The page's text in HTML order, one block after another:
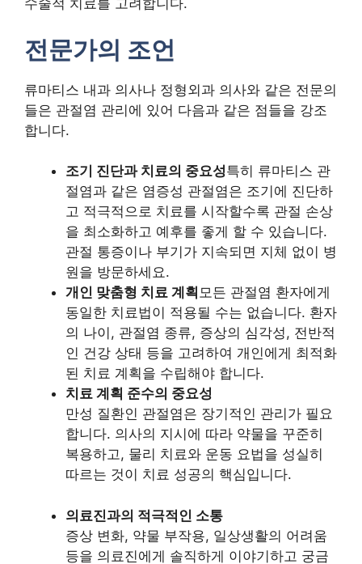
수술적 치료를 고려합니다.
전문가의 조언
류마티스 내과 의사나 정형외과 의사와 같은 전문의
들은 관절염 관리에 있어 다음과 같은 점들을 강조
합니다.
조기 진단과 치료의 중요성특히 류마티스 관
절염과 같은 염증성 관절염은 조기에 진단하
고 적극적으로 치료를 시작할수록 관절 손상
을 최소화하고 예후를 좋게 할 수 있습니다.
관절 통증이나 부기가 지속되면 지체 없이 병
원을 방문하세요.
개인 맞춤형 치료 계획 모든 관절염 환자에게
동일한 치료법이 적용될 수는 없습니다. 환자
의 나이, 관절염 종류, 증상의 심각성, 전반적
인 건강 상태 등을 고려하여 개인에게 최적화
된 치료 계획을 수립해야 합니다.
치료 계획 준수의 중요성
만성 질환인 관절염은 장기적인 관리가 필요
합니다. 의사의 지시에 따라 약물을 꾸준히
복용하고, 물리 치료와 운동 요법을 성실히
따르는 것이 치료 성공의 핵심입니다.
의료진과의 적극적인 소통
증상 변화, 약물 부작용, 일상생활의 어려움
등을 의료진에게 솔직하게 이야기하고 궁금